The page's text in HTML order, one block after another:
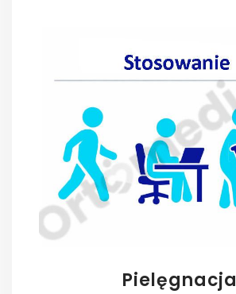
Pielęgnacja